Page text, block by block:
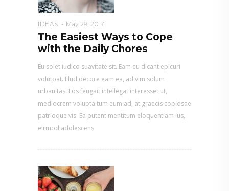
IDEAS May 29, 2017
The Easiest Ways to Cope
with the Daily Chores
Eu solet iudico suavitate sit. Eam eu dicant epicuri
volutpat. Illud decore eam ea, ad vim solum
urbanitas. Eos feugait intellegat interesset ut,
mediocrem volupta tum eum ad, at graecis copiosae
patrioque vis. Ea putent mentitum eloquentiam ius,
eirmod adolescens